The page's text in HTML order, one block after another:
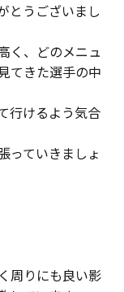
とうございまし
く、どのメニュ
てきた選手の中
行けるよう気合
っていきましょ
周りにも良い影